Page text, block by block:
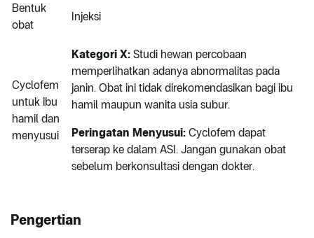
Bentuk
obat
Injeksi
Cyclofem
untuk ibu
hamil dan
menyusui
Kategori X: Studi hewan percobaan
memperlihatkan adanya abnormalitas pada
janin. Obat ini tidak direkomendasikan bagi ibu
hamil maupun wanita usia subur.
Peringatan Menyusui: Cyclofem dapat
terserap ke dalam ASI. Jangan gunakan obat
sebelum berkonsultasi dengan dokter.
Pengertian